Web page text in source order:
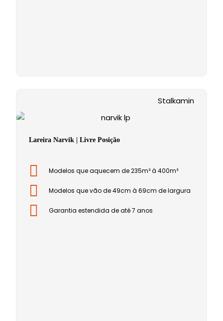
Lareira Narvik | Livre Posição
Stalkamin
Modelos que aquecem de 235m³ à 400m³
Modelos que vão de 49cm à 69cm de largura
Garantia estendida de até 7 anos